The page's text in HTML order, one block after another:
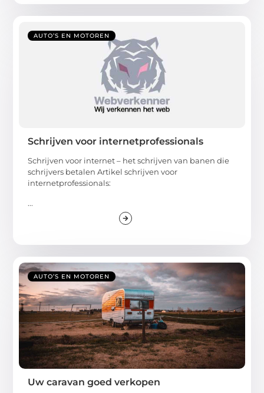
AUTO’S EN MOTOREN
Schrijven voor internetprofessionals
Schrijven voor internet – het schrijven van banen die
schrijvers betalen Artikel schrijven voor
internetprofessionals:
...
AUTO’S EN MOTOREN
Uw caravan goed verkopen